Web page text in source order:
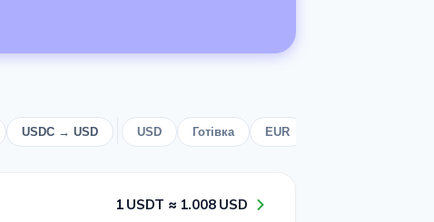
USDC → USD USD Готівка EUR
1​ USDT ≈ 1​.0​0​8​ USD